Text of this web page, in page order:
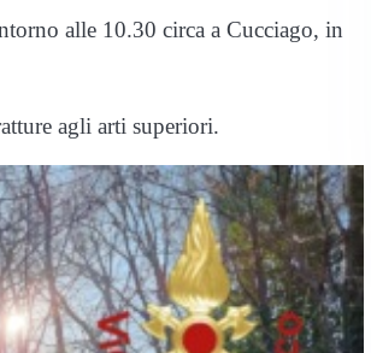
alle 10.30 circa a Cucciago, in
agli arti superiori.